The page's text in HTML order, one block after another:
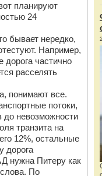
планируют
24
бывает нередко,
Например,
дорога частично
расселять
понимают все.
потоки,
до невозможности
транзита на
12%, остальные
дорога
нужна Питеру как
По